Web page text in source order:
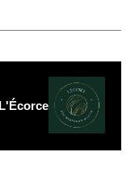
L'Écorce